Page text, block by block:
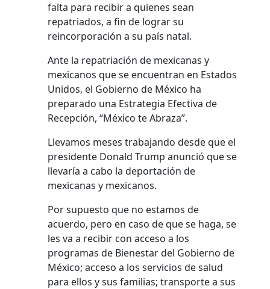
falta para recibir a quienes sean
repatriados, a fin de lograr su
reincorporación a su país natal.
Ante la repatriación de mexicanas y
mexicanos que se encuentran en Estados
Unidos, el Gobierno de México ha
preparado una Estrategia Efectiva de
Recepción, “México te Abraza”.
Llevamos meses trabajando desde que el
presidente Donald Trump anunció que se
llevaría a cabo la deportación de
mexicanas y mexicanos.
Por supuesto que no estamos de
acuerdo, pero en caso de que se haga, se
les va a recibir con acceso a los
programas de Bienestar del Gobierno de
México; acceso a los servicios de salud
para ellos y sus familias; transporte a sus